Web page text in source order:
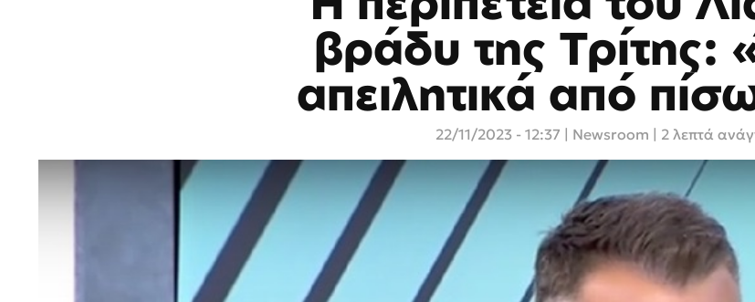
βράδυ της Τρίτης:
απειλητικά από
22/11/2023 - 12:37 Newsroom | 2 λεπτά